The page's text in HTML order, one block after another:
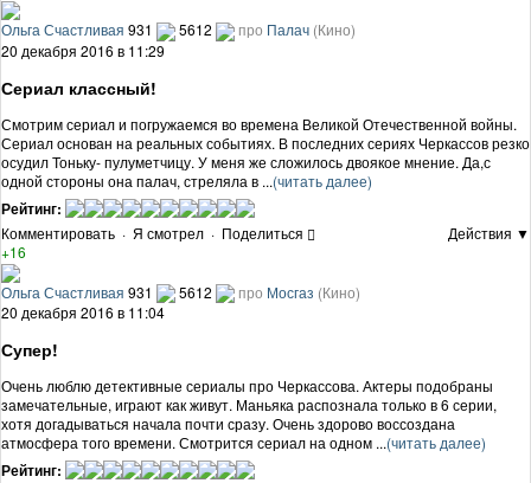
Ольга Счастливая 931 5612 про Палач (Кино)
20 декабря 2016 в 11:29
Сериал классный!
Смотрим сериал и погружаемся во времена Великой Отечественной войны.
Сериал основан на реальных событиях. В последних сериях Черкассов резко
осудил Тоньку- пулуметчицу. У меня же сложилось двоякое мнение. Да,с
одной стороны она палач, стреляла в ...(читать далее)
Рейтинг:
Комментировать · Я смотрел · Поделиться
Действия ▼
+16
Ольга Счастливая 931 5612 про Мосгаз (Кино)
20 декабря 2016 в 11:04
Супер!
Очень люблю детективные сериалы про Черкассова. Актеры подобраны
замечательные, играют как живут. Маньяка распознала только в 6 серии,
хотя догадываться начала почти сразу. Очень здорово воссоздана
атмосфера того времени. Смотрится сериал на одном ...(читать далее)
Рейтинг: